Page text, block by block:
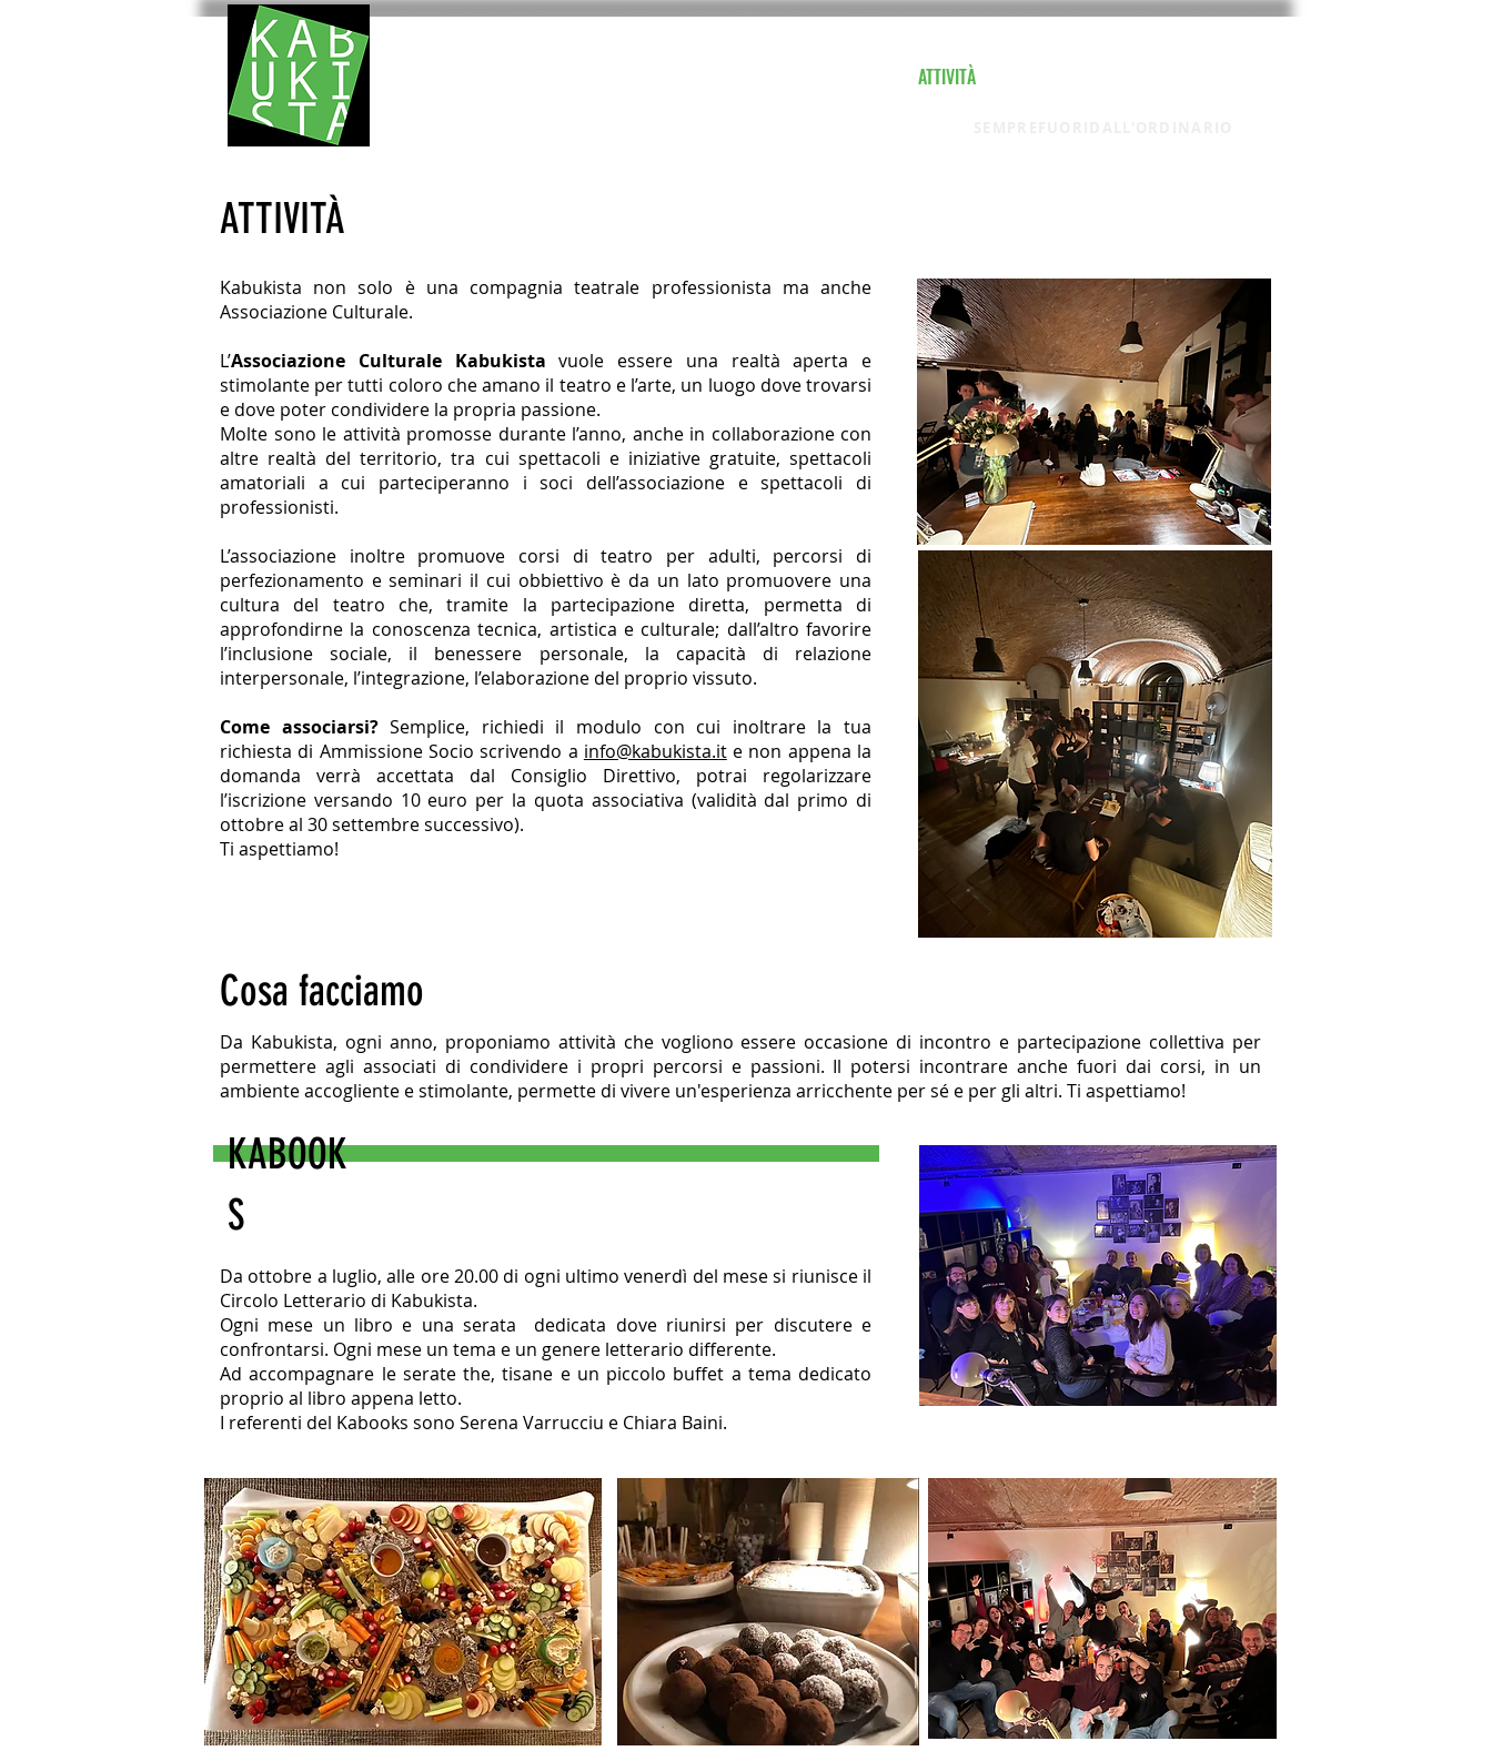
ATTIVITÀ
ATTIVITÀ
Kabukista non solo è una compagnia teatrale professionista ma anche
Associazione Culturale.
L’Associazione Culturale Kabukista vuole essere una realtà aperta e
stimolante per tutti coloro che amano il teatro e l’arte, un luogo dove trovarsi
e dove poter condividere la propria passione.
Molte sono le attività promosse durante l’anno, anche in collaborazione con
altre realtà del territorio, tra cui spettacoli e iniziative gratuite, spettacoli
amatoriali a cui parteciperanno i soci dell’associazione e spettacoli di
professionisti.
L’associazione inoltre promuove corsi di teatro per adulti, percorsi di
perfezionamento e seminari il cui obbiettivo è da un lato promuovere una
cultura del teatro che, tramite la partecipazione diretta, permetta di
approfondirne la conoscenza tecnica, artistica e culturale; dall’altro favorire
l’inclusione sociale, il benessere personale, la capacità di relazione
interpersonale, l’integrazione, l’elaborazione del proprio vissuto.
Come associarsi?Semplice, richiedi il modulo con cui inoltrare la tua
richiesta di Ammissione Socio scrivendo a info@kabukista.ite non appena la
domanda verrà accettata dal Consiglio Direttivo, potrai regolarizzare
l’iscrizione versando 10 euro per la quota associativa (validità dal primo di
ottobre al 30 settembre successivo).
Ti aspettiamo!
Cosa facciamo
Da Kabukista, ogni anno, proponiamo attività che vogliono essere occasione di incontro e partecipazione collettiva per
permettere agli associati di condividere i propri percorsi e passioni. Il potersi incontrare anche fuori dai corsi, in un
ambiente accogliente e stimolante, permette di vivere un'esperienza arricchente per sé e per gli altri. Ti aspettiamo!
KABOOK
S
Da ottobre a luglio, alle ore 20.00 di ogni ultimo venerdì del mese si riunisce il
Circolo Letterario di Kabukista.
Ogni mese un libro e una serata dedicata dove riunirsi per discutere e
confrontarsi. Ogni mese un tema e un genere letterario differente.
Ad accompagnare le serate the, tisane e un piccolo buffet a tema dedicato
proprio al libro appena letto.
I referenti del Kabooks sono Serena Varrucciu e Chiara Baini.